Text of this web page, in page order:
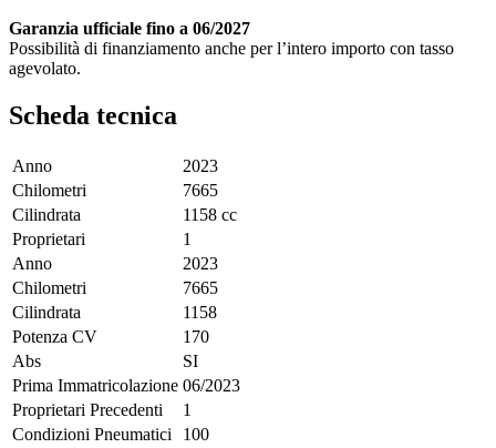
Garanzia ufficiale fino a 06/2027
Possibilità di finanziamento anche per l’intero importo con tasso
agevolato.
Scheda tecnica
Anno
2023
Chilometri
7665
Cilindrata
1158 cc
Proprietari
1
Anno
2023
Chilometri
7665
Cilindrata
1158
Potenza CV
170
Abs
SI
Prima Immatricolazione 06/2023
Proprietari Precedenti
1
Condizioni Pneumatici
100